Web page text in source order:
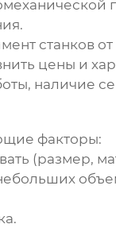
станков
цены и
наличие
факторы:
(размер,